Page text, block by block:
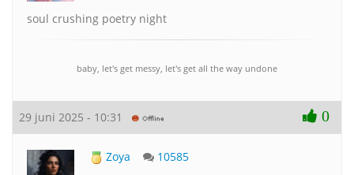
soul crushing poetry night
baby, let's get messy, let's get all the way undone
29 juni 2025 - 10:31 0
Zoya 10585